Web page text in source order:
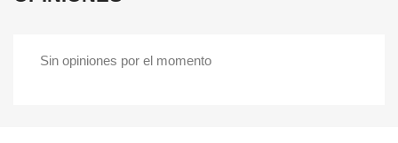
Sin opiniones por el momento